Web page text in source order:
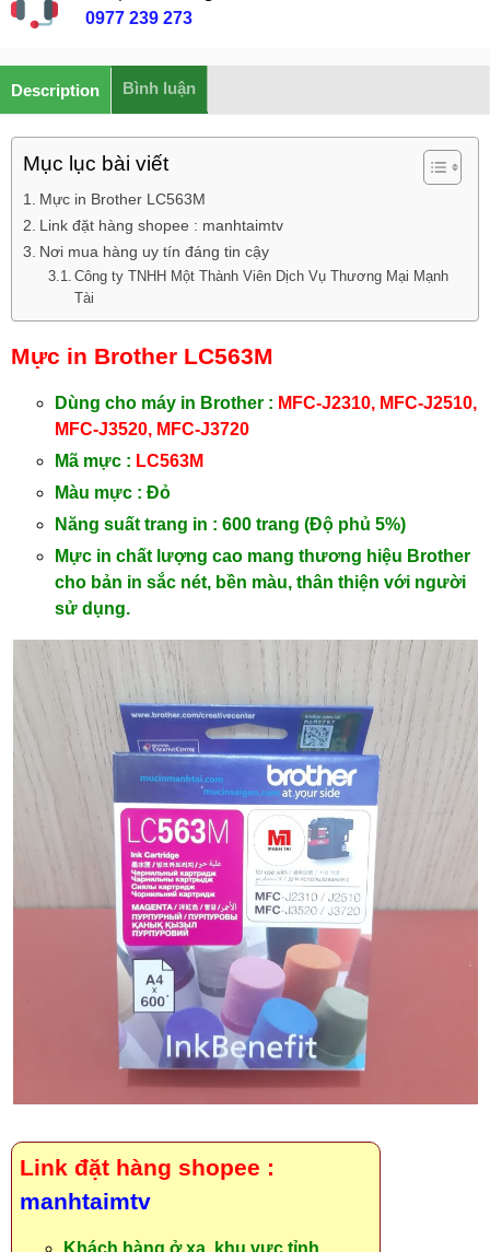
0977 239 273
Description Bình luận
Mục lục bài viết
Mực in Brother LC563M
Link đặt hàng shopee : manhtaimtv
Nơi mua hàng uy tín đáng tin cậy
Công ty TNHH Một Thành Viên Dịch Vụ Thương Mại Mạnh
Tài
Mực in Brother LC563M
Dùng cho máy in Brother : MFC-J2310, MFC-J2510,
MFC-J3520, MFC-J3720
Mã mực : LC563M
Màu mực : Đỏ
Năng suất trang in : 600 trang (Độ phủ 5%)
Mực in chất lượng cao mang thương hiệu Brother
cho bản in sắc nét, bền màu, thân thiện với người
sử dụng.
Link đặt hàng shopee :
manhtaimtv
Khách hàng ở xa, khu vực tỉnh